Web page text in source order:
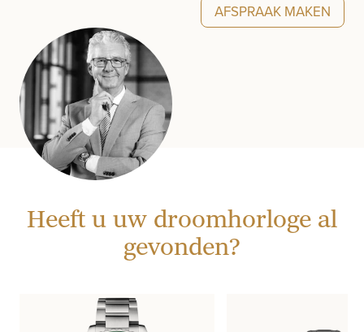
AFSPRAAK MAKEN
Heeft u uw droomhorloge al
gevonden?